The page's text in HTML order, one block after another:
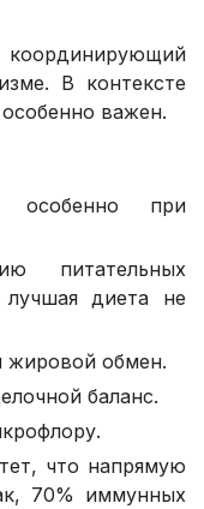
координирующий
В контексте
важен.
особенно при
питательных
диета не
жировой обмен.
баланс.
что напрямую
70% иммунных